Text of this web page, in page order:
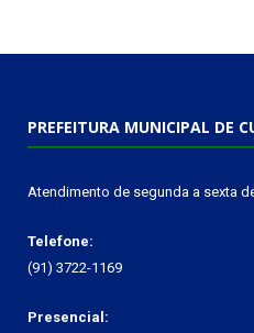
PREFEITURA MUNICIPAL DE
Atendimento de segunda a sexta
Telefone:
(91) 3722-1169
Presencial: